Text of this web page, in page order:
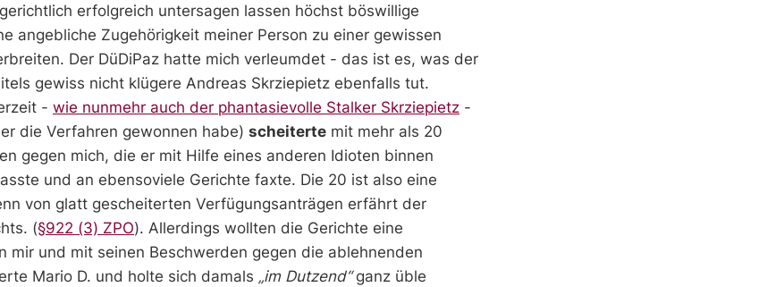
erfolgreich untersagen lassen höchst böswillige
angebliche Zugehörigkeit meiner Person zu einer gewissen
Der DüDiPaz hatte mich verleumdet - das ist es, was der
gewiss nicht klügere Andreas Skrziepietz ebenfalls tut.
- wie nunmehr auch der phantasievolle Stalker Skrziepietz -
die Verfahren gewonnen habe) scheiterte mit mehr als 20
gegen mich, die er mit Hilfe eines anderen Idioten binnen
und an ebensoviele Gerichte faxte. Die 20 ist also eine
von glatt gescheiterten Verfügungsanträgen erfährt der
(§922 (3) ZPO). Allerdings wollten die Gerichte eine
mir und mit seinen Beschwerden gegen die ablehnenden
Mario D. und holte sich damals „im Dutzend“ganz üble